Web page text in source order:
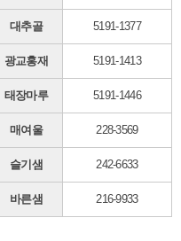
대추골 5191-1377
광교홍재 5191-1413
태장마루 5191-1446
매여울 228-3569
슬기샘 242-6633
바른샘 216-9933